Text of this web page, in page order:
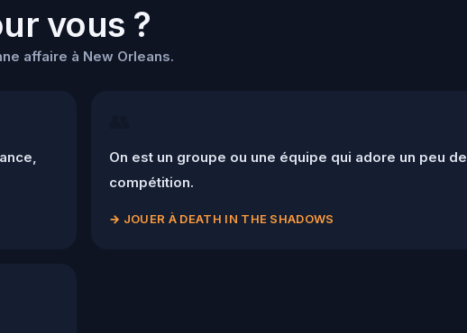
vous ?
affaire à New Orleans.
On est un groupe ou une équipe qui adore un peu de
compétition.
→ JOUER À DEATH IN THE SHADOWS